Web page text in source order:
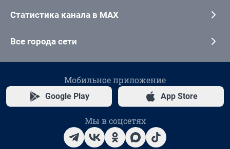
Статистика канала в MAX
Все города сети
Мобильное приложение
Google Play App Store
Мы в соцсетях